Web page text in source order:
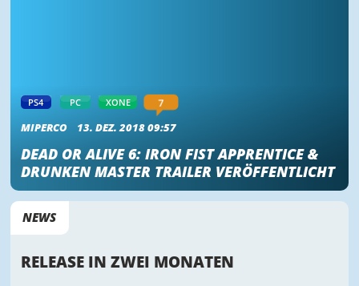
PS4 PC XONE
7
MIPERCO
13. DEZ. 2018 09:57
DEAD OR ALIVE 6: IRON FIST APPRENTICE &
DRUNKEN MASTER TRAILER VERÖFFENTLICHT
NEWS
RELEASE IN ZWEI MONATEN